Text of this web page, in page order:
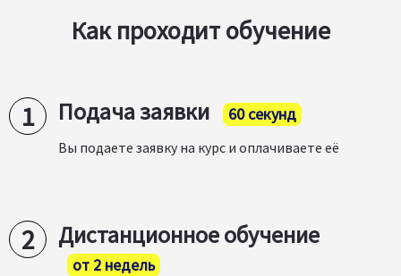
Как проходит обучение
Подача заявки 60 секунд
Вы подаете заявку на курс и оплачиваете её
Дистанционное обучение
от 2 недель